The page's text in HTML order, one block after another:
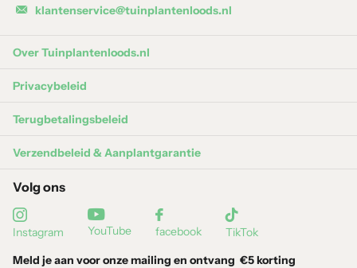
ochtendzon.
voldoende vocht.
periodes.
mestof compost.
Snoeien
: Afgestorven blad in het voorjaar verwijderen.
Waarom kiezen voor de Hosta 'Patriot'?
DeHosta 'Patriot'is een geliefde tuinplant dankzij zijn sterke
klantenservice@tuinplantenloods.nl
Over Tuinplantenloods.nl
Privacybeleid
Terugbetalingsbeleid
Verzendbeleid & Aanplantgarantie
Volg ons
Instagram YouTube facebook
TikTok
Meld je aan voor onze mailing en ontvang €5 korting